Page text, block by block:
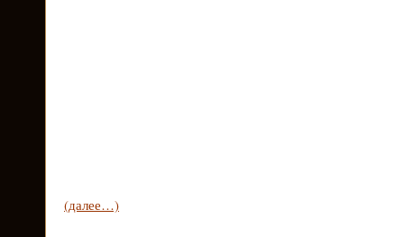
(далее…)